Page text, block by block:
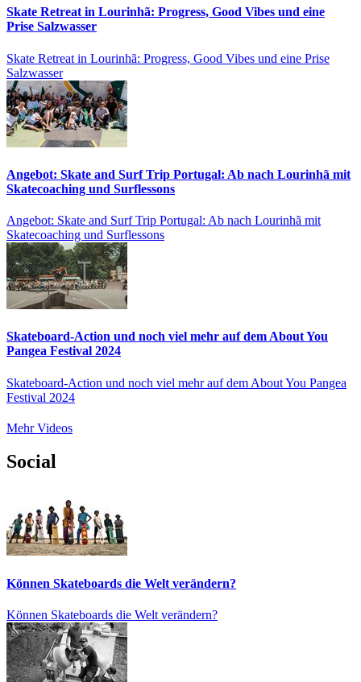
Skate Retreat in Lourinhã: Progress, Good Vibes und eine
Prise Salzwasser
Skate Retreat in Lourinhã: Progress, Good Vibes und eine Prise
Salzwasser
Angebot: Skate and Surf Trip Portugal: Ab nach Lourinhã mit
Skatecoaching und Surflessons
Angebot: Skate and Surf Trip Portugal: Ab nach Lourinhã mit
Skatecoaching und Surflessons
Skateboard-Action und noch viel mehr auf dem About You
Pangea Festival 2024
Skateboard-Action und noch viel mehr auf dem About You Pangea
Festival 2024
Mehr Videos
Social
Können Skateboards die Welt verändern?
Können Skateboards die Welt verändern?